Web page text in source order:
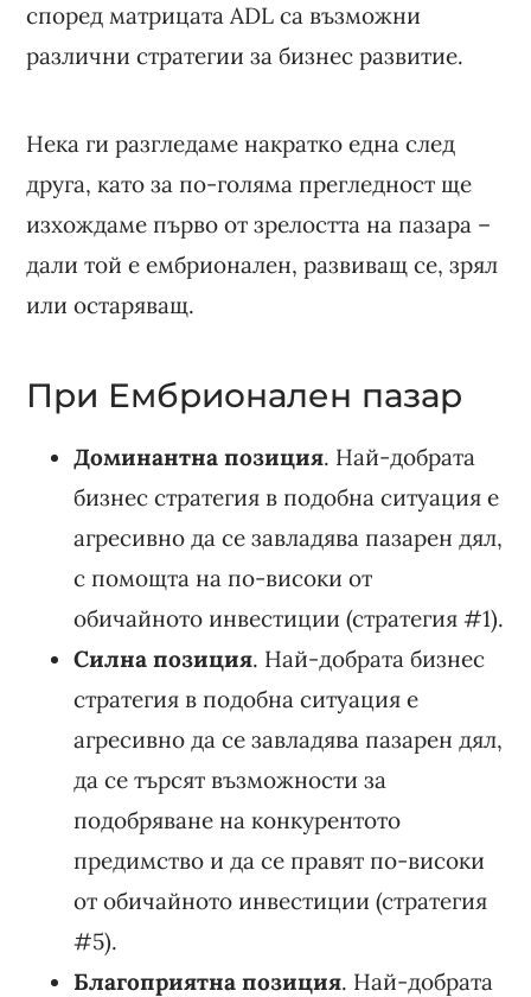
според матрицата ADL са възможни
различни стратегии за бизнес развитие.
Нека ги разгледаме накратко една след
друга, като за по-голяма прегледност ще
изхождаме първо от зрелостта на пазара –
дали той е ембрионален, развиващ се, зрял
или остаряващ.
При Ембрионален пазар
Доминантна позиция. Най-добрата
бизнес стратегия в подобна ситуация е
агресивно да се завладява пазарен дял,
с помощта на по-високи от
обичайното инвестиции (стратегия #1).
Силна позиция. Най-добрата бизнес
стратегия в подобна ситуация е
агресивно да се завладява пазарен дял,
да се търсят възможности за
подобряване на конкурентото
предимство и да се правят по-високи
от обичайното инвестиции (стратегия
#5).
Благоприятна позиция. Най-добрата